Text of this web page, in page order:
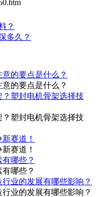
？
多久？
的要点是什么？
的要点是什么？
塑封电机骨架选择技
塑封电机骨架选择技
赛道！
赛道！
哪些？
哪些？
业的发展有哪些影响？
业的发展有哪些影响？